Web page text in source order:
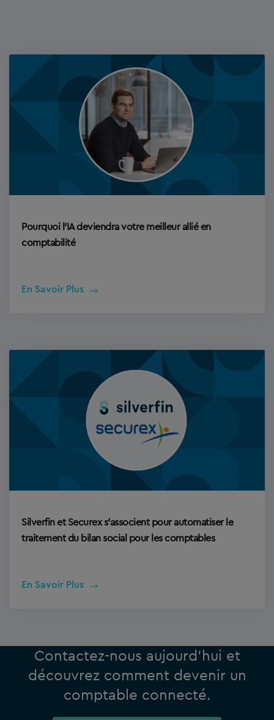
Pourquoi l’IA deviendra votre meilleur allié en
comptabilité
En Savoir Plus
Silverfin et Securex s’associent pour automatiser le
traitement du bilan social pour les comptables
En Savoir Plus
Contactez-nous aujourd’hui et
découvrez comment devenir un
comptable connecté.